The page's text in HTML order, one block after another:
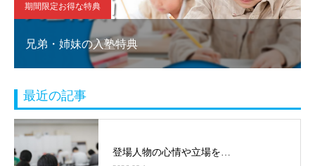
期間限定お得な特典
兄弟・姉妹の入塾特典
最近の記事
登場人物の心情や立場を…